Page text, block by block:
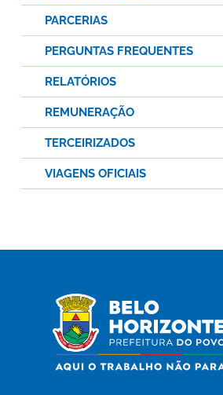
PARCERIAS
PERGUNTAS FREQUENTES
RELATÓRIOS
REMUNERAÇÃO
TERCEIRIZADOS
VIAGENS OFICIAIS